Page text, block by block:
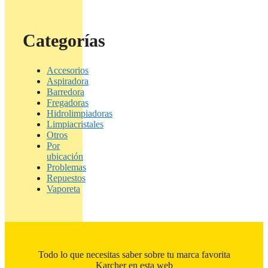
Categorías
Accesorios
Aspiradora
Barredora
Fregadoras
Hidrolimpiadoras
Limpiacristales
Otros
Por
ubicación
Problemas
Repuestos
Vaporeta
Todo lo que necesitas saber sobre tu marca favorita
Karcher en esta web